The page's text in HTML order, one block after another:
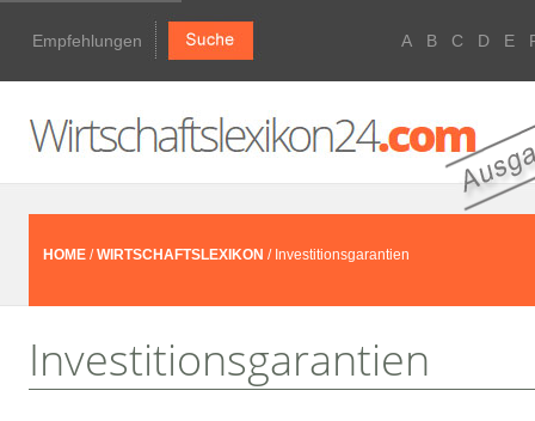
Empfehlungen A B C D E
HOME /WIRTSCHAFTSLEXIKON / Investitionsgarantien
Investitionsgarantien